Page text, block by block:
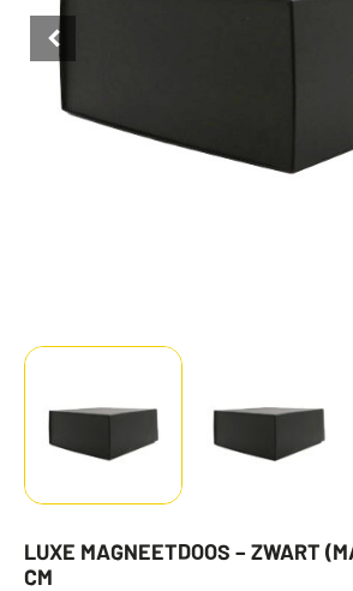
LUXE MAGNEETDOOS – ZWART
CM